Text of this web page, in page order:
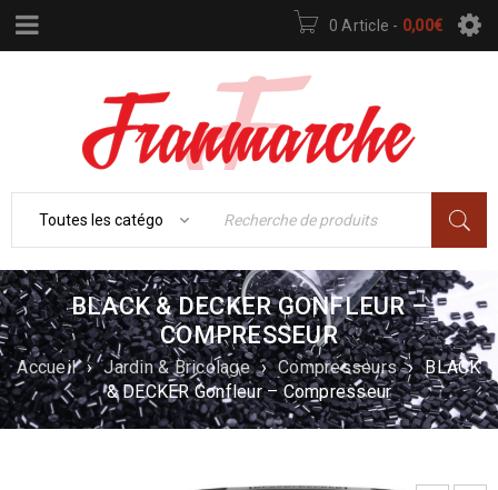
0 Article - 0,00€
BLACK & DECKER GONFLEUR –
COMPRESSEUR
Accueil › Jardin & Bricolage › Compresseurs › BLACK
& DECKER Gonfleur – Compresseur